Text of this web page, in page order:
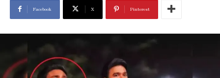
Facebook X Pinterest